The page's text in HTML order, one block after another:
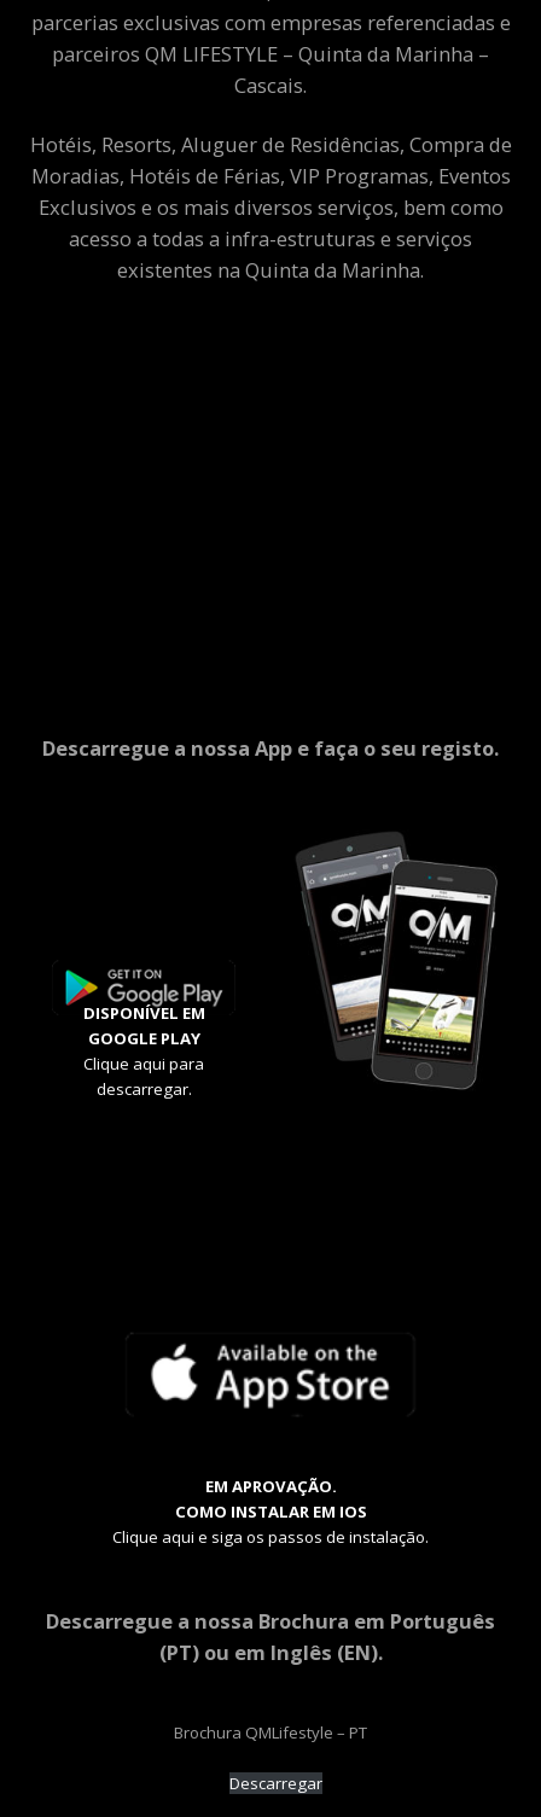
parcerias exclusivas com empresas referenciadas e
parceiros QM LIFESTYLE – Quinta da Marinha –
Cascais.
Hotéis, Resorts, Aluguer de Residências, Compra de
Moradias, Hotéis de Férias, VIP Programas, Eventos
Exclusivos e os mais diversos serviços, bem como
acesso a todas a infra-estruturas e serviços
existentes na Quinta da Marinha.
Descarregue a nossa App e faça o seu registo.
DISPONÍVEL EM
GOOGLE PLAY
Clique aqui para
descarregar.
EM APROVAÇÃO.
COMO INSTALAR EM IOS
Clique aqui e siga os passos de instalação.
Descarregue a nossa Brochura em Português
(PT) ou em Inglês (EN).
Brochura QMLifestyle – PT
Descarregar